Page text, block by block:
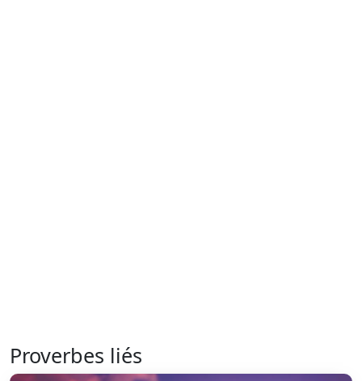
Proverbes liés